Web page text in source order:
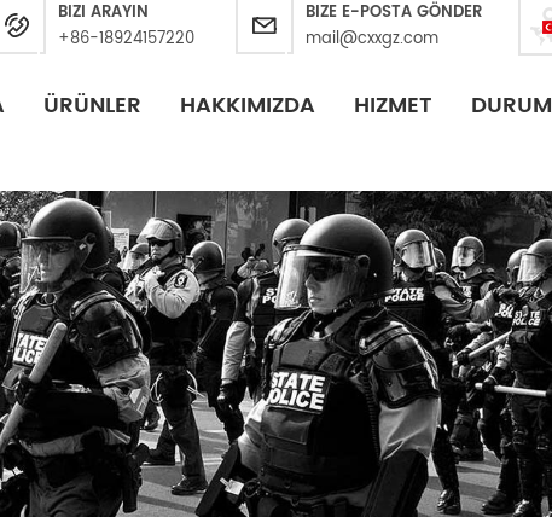
BIZI ARAYIN
+86-18924157220
BIZE E-POSTA GÖNDER
mail@cxxgz.com
ÜRÜNLER HAKKIMIZDA HIZMET DURUM